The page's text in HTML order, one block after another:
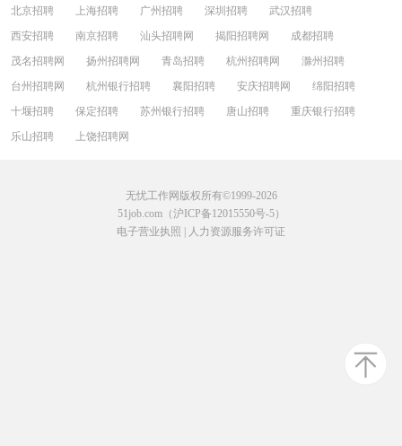
北京招聘 上海招聘 广州招聘 深圳招聘
武汉招聘
西安招聘
南京招聘 汕头招聘网 揭阳招聘网
成都招聘
茂名招聘网
扬州招聘网 青岛招聘 杭州招聘网
滁州招聘
台州招聘网
杭州银行招聘 襄阳招聘 安庆招聘网
绵阳招聘
十堰招聘
保定招聘 苏州银行招聘 唐山招聘
重庆银行招聘
乐山招聘
上饶招聘网
无忧工作网版权所有©1999-2026
51job.com（沪ICP备12015550号-5）
电子营业执照
人力资源服务许可证